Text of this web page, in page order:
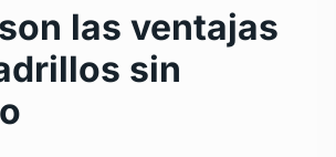
las ventajas
sin